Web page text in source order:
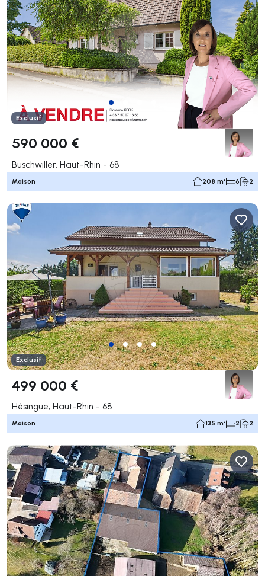
Exclusif
590 000 €
Buschwiller, Haut-Rhin - 68
Maison 208 m² 6 2
Exclusif
499 000 €
Hésingue, Haut-Rhin - 68
Maison 135 m² 2 2